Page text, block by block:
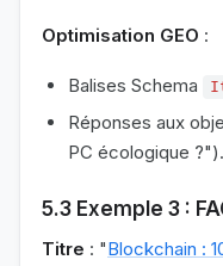
Optimisation GEO :
Balises Schema
Réponses aux
PC écologique ?").
5.3 Exemple 3 :
Titre : "Blockchain :